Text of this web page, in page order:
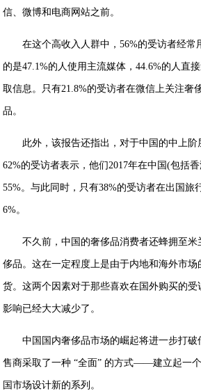
信、微博和电商网站之前。
在这个高收入人群中，56%的受访者经常
的是47.1%的人使用主流媒体，44.6%的人直
取信息。只有21.8%的受访者在微信上关注奢
品。
此外，该报告还指出，对于中国的中上阶
62%的受访者表示，他们2017年在中国(包括
55%。与此同时，只有38%的受访者在出国
6%。
不久前，中国的奢侈品消费者还蜂拥至米
侈品。这在一定程度上是由于内地和海外市
货。这两个因素对于那些喜欢在国外购买的
影响已经大大减少了。
中国国内奢侈品市场的崛起将进一步打破
售商采取了一种 “全面” 的方式——建立起一
国市场设计新的系列。